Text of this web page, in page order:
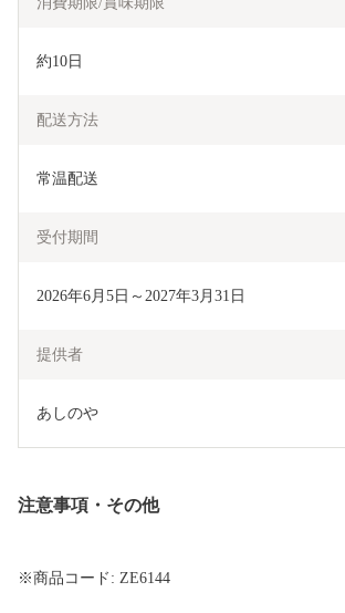
約10日
配送方法
常温配送
受付期間
2026年6月5日～2027年3月31日
提供者
あしのや
注意事項・その他
※商品コード: ZE6144